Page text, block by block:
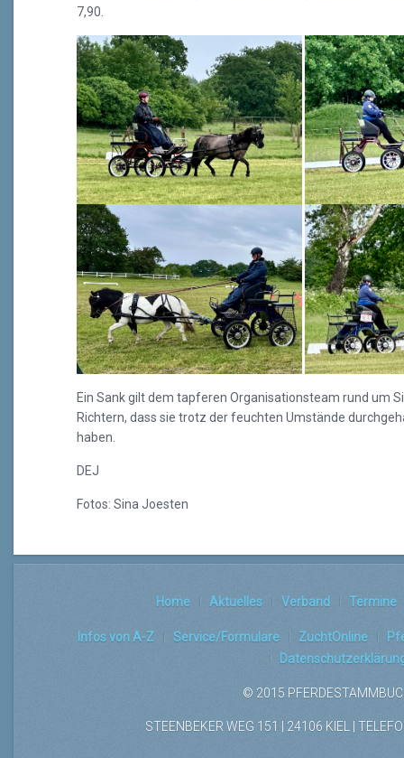
7,90.
Ein Sank gilt dem tapferen Organisationsteam rund um
Richtern, dass sie trotz der feuchten Umstände
haben.
DEJ
Fotos: Sina Joesten
Home Aktuelles Verband Termine
Infos von A-Z Service/Formulare ZuchtOnline
© 2015
STEENBEKER WEG 151 | 24106 KIEL |